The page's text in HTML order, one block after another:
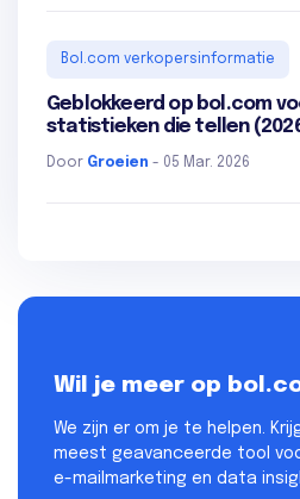
Bol.com verkopersinformatie
Geblokkeerd op bol.com
statistieken die tellen
Door Groeien - 05 Mar. 2026
Wil je meer op
We zijn er om je te helpen.
meest geavanceerde tool
e-mailmarketing en data